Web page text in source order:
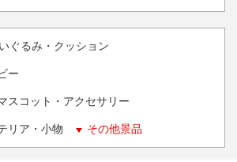
ぐるみ・クッション
ー
スコット・アクセサリー
リア・小物 その他景品